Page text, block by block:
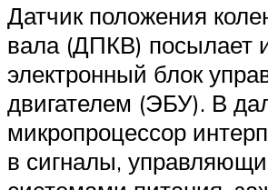
Датчик положения
вала (ДПКВ) посылает
электронный блок
двигателем (ЭБУ). В
микропроцессор
в сигналы,